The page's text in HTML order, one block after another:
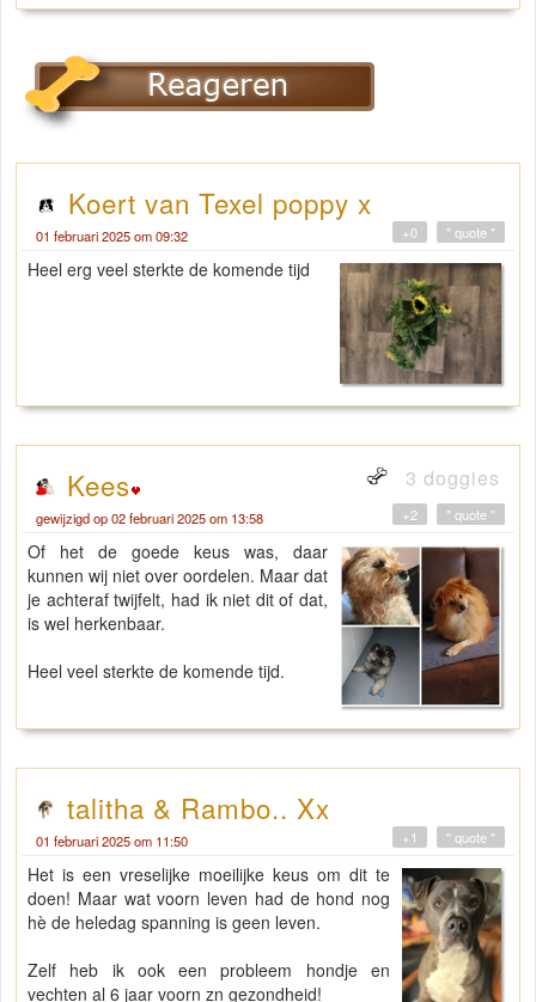
Koert van Texel poppy x
01 februari 2025 om 09:32 " quote "
+0
Heel erg veel sterkte de komende tijd
Kees 3 doggies
gewijzigd op 02 februari 2025 om 13:58 " quote "
+2
Of het de goede keus was, daar
kunnen wij niet over oordelen. Maar dat
je achteraf twijfelt, had ik niet dit of dat,
is wel herkenbaar.
Heel veel sterkte de komende tijd.
talitha & Rambo.. Xx
01 februari 2025 om 11:50 " quote "
+1
Het is een vreselijke moeilijke keus om dit te
doen! Maar wat voorn leven had de hond nog
hè de heledag spanning is geen leven.
Zelf heb ik ook een probleem hondje en
vechten al 6 jaar voorn zn gezondheid!